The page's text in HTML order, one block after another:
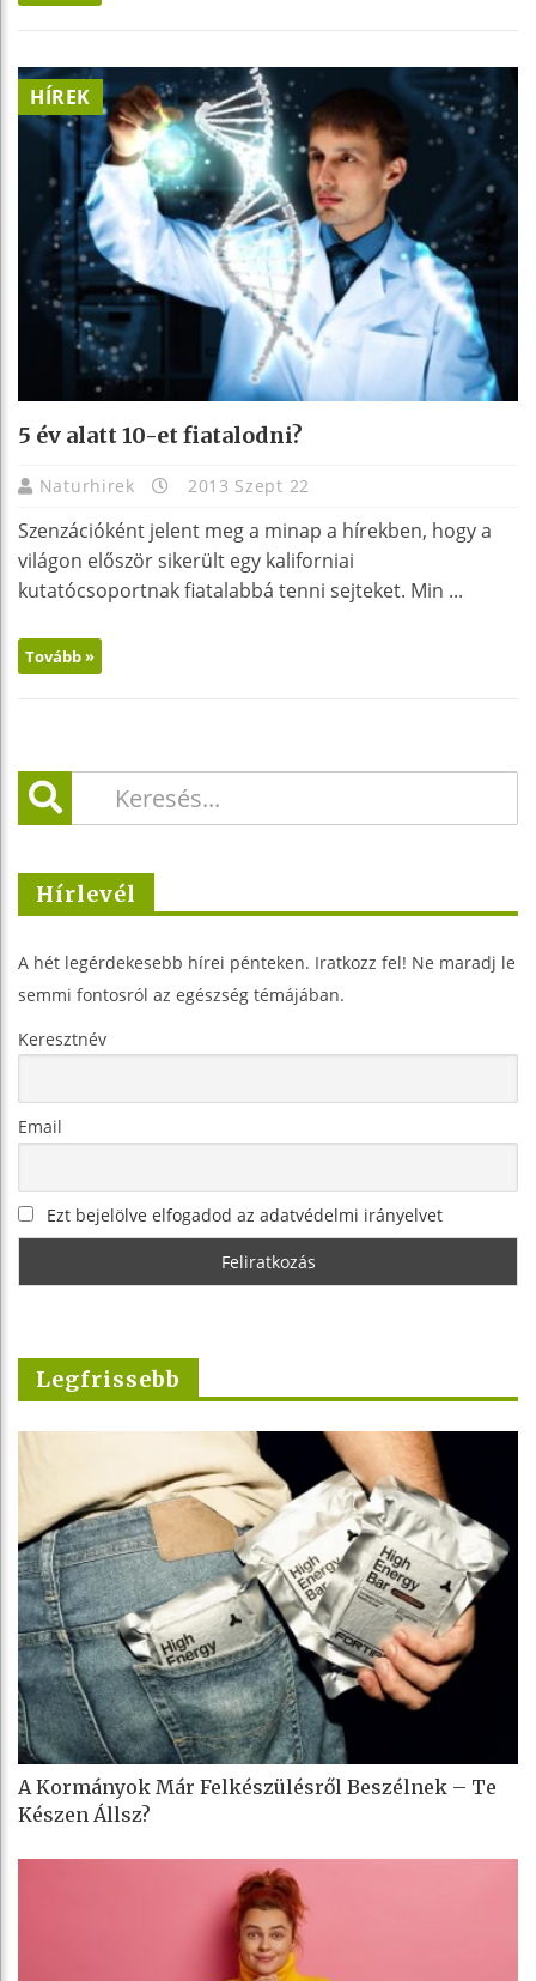
HÍREK
5 év alatt 10-et fiatalodni?
Naturhirek 2013 Szept 22
Szenzációként jelent meg a minap a hírekben, hogy a
világon először sikerült egy kaliforniai
kutatócsoportnak fiatalabbá tenni sejteket. Min ...
Tovább »
Hírlevél
A hét legérdekesebb hírei pénteken. Iratkozz fel! Ne maradj le
semmi fontosról az egészség témájában.
Keresztnév
Email
Ezt bejelölve elfogadod az adatvédelmi irányelvet
Legfrissebb
A Kormányok Már Felkészülésről Beszélnek – Te
Készen Állsz?